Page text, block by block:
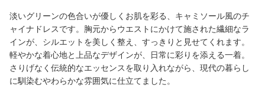
淡いグリーンの色合いが優しくお肌を彩る、キャミソール風のチ
ャイナドレスです。胸元からウエストにかけて施された繊細なラ
インが、シルエットを美しく整え、すっきりと見せてくれます。
軽やかな着心地と上品なデザインが、日常に彩りを添える一着。
さりげなく伝統的なエッセンスを取り入れながら、現代の暮らし
に馴染むやわらかな雰囲気に仕立てました。